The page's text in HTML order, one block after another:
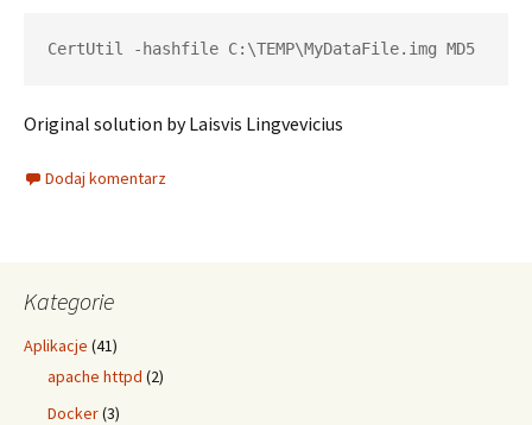
CertUtil -hashfile C:\TEMP\MyDataFile.img MD5
Original solution by Laisvis Lingvevicius
Dodaj komentarz
Kategorie
Aplikacje (41)
apache httpd (2)
Docker(3)